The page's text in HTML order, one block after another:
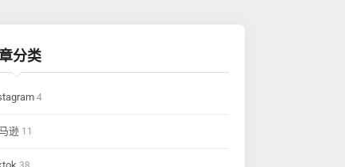
分类
4
逊 11